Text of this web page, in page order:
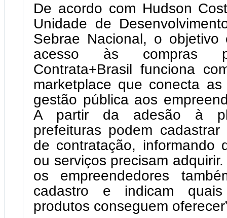
De acordo com Hudson
Unidade de
Sebrae Nacional, o objetivo
acesso às compras
Contrata+Brasil funciona
marketplace que conecta
gestão pública aos
A partir da adesão à
prefeituras podem cadastrar
de contratação, informando
ou serviços precisam
os empreendedores
cadastro e indicam
produtos conseguem